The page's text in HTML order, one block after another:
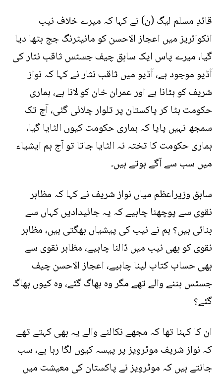
قائدِ مسلم لیگ (ن) نے کہا کہ میرے خلاف نیب
انکوائریز میں اعجاز الاحسن کو مانیٹرنگ جج بٹھا دیا
گیا، میرے پاس ایک سابق چیف جسٹس ثاقب نثار کی
آڈیو موجود ہے، آڈیو میں ثاقب نثار نے کہا کہ نواز
شریف کو ہٹانا ہے اور عمران خان کو لانا ہے، ہماری
حکومت ہٹا کر پاکستان پر تلوار چلائی گئی، آج تک
سمجھ نہیں پایا کہ ہماری حکومت کیوں الٹایا گیا،
ہماری حکومت کا تختہ نہ الٹایا جاتا تو آج ہم ایشیاء
میں سب سے آگے ہوتے ہیں۔
سابق وزیراعظم میاں نواز شریف نے کہا کہ مظاہر
نقوی سے پوچھنا چاہیے کہ یہ جائیدادیں کہاں سے
بنائی ہیں؟ ہم نے نیب کی پیشیاں بھگتی ہیں، مظاہر
نقوی کو بھی نیب میں ڈالنا چاہیے، مظاہر نقوی سے
بھی حساب کتاب لینا چاہیے، اعجاز الاحسن چیف
جسٹس بننے والے تھے مگر وہ بھاگ گئے، وہ کیوں بھاگ
گئے؟
ان کا کہنا تھا کہ مجھے نکالنے والے یہ بھی کہتے تھے
کہ نواز شریف موٹرویز پر پیسہ کیوں لگا رہا ہے، سب
جانتے ہیں کہ موٹرویز نے پاکستان کی معیشت میں